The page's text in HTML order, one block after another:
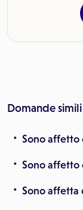
Domande simili
Sono affetto
Sono affetto
Sono affetta